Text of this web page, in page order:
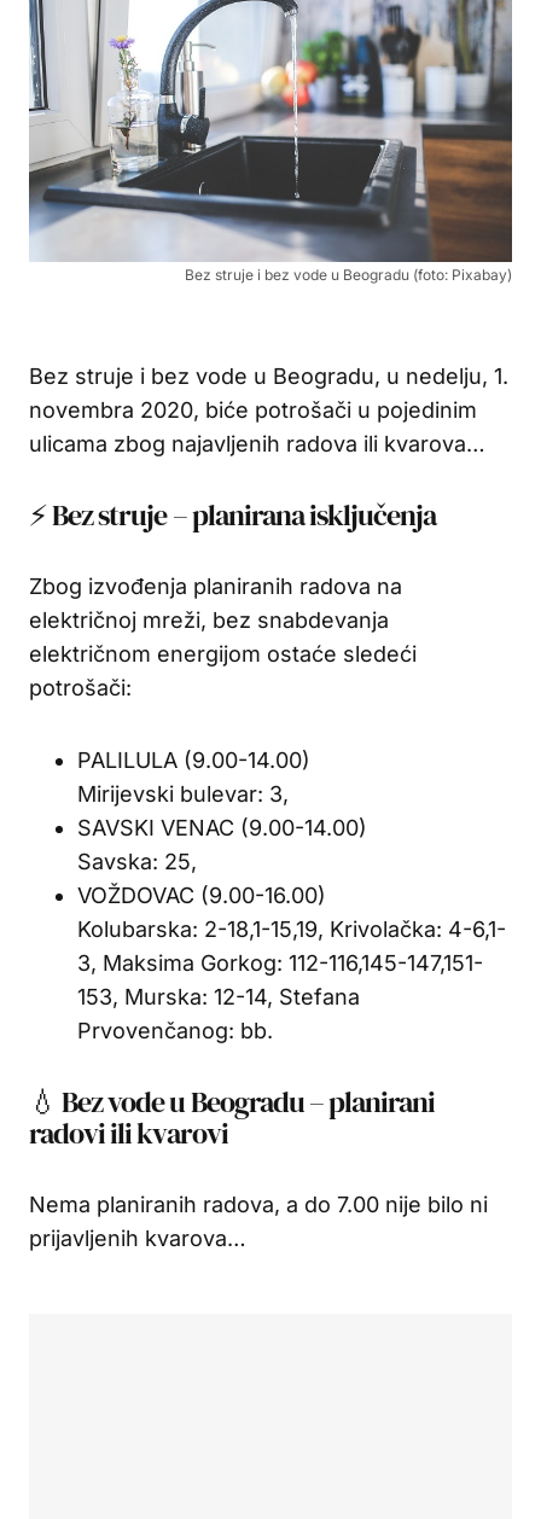
Bez struje i bez vode u Beogradu (foto: Pixabay)
Bez struje i bez vode u Beogradu, u nedelju, 1.
novembra 2020, biće potrošači u pojedinim
ulicama zbog najavljenih radova ili kvarova…
⚡ Bez struje – planirana isključenja
Zbog izvođenja planiranih radova na
električnoj mreži, bez snabdevanja
električnom energijom ostaće sledeći
potrošači:
PALILULA (9.00-14.00)
Mirijevski bulevar: 3,
SAVSKI VENAC (9.00-14.00)
Savska: 25,
VOŽDOVAC (9.00-16.00)
Kolubarska: 2-18,1-15,19, Krivolačka: 4-6,1-
3, Maksima Gorkog: 112-116,145-147,151-
153, Murska: 12-14, Stefana
Prvovenčanog: bb.
💧 Bez vode u Beogradu – planirani
radovi ili kvarovi
Nema planiranih radova, a do 7.00 nije bilo ni
prijavljenih kvarova…